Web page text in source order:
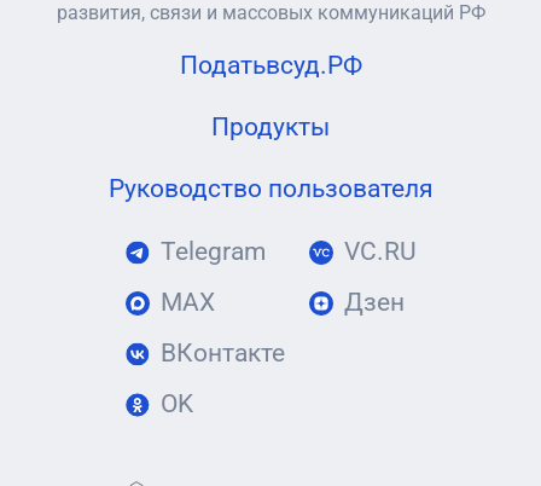
развития, связи и массовых коммуникаций РФ
Податьвсуд.РФ
Продукты
Руководство пользователя
Telegram
MAX
ВКонтакте
OK
VC.RU
Дзен